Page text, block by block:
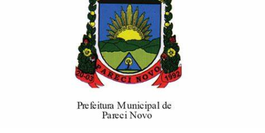
mínimo
categoria “C”.
Aprovação
em prova
prática.
*Vale-Alimentação de R$ 32,00 por dia efetivamente